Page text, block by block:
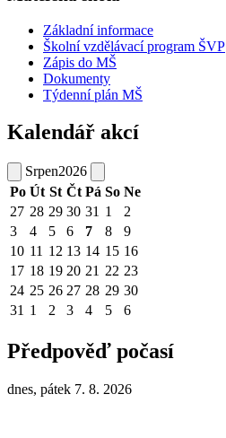
Základní informace
Školní vzdělávací program ŠVP
Zápis do MŠ
Dokumenty
Týdenní plán MŠ
Kalendář akcí
Srpen2026
Po Út St Čt Pá So Ne
27 28 29 30 31 1
2
3
4 5 6 7 8
9
10 11 12 13 14 15 16
17 18 19 20 21 22 23
24 25 26 27 28 29 30
31 1 2 3 4 5 6
Předpověď počasí
dnes, pátek 7. 8. 2026